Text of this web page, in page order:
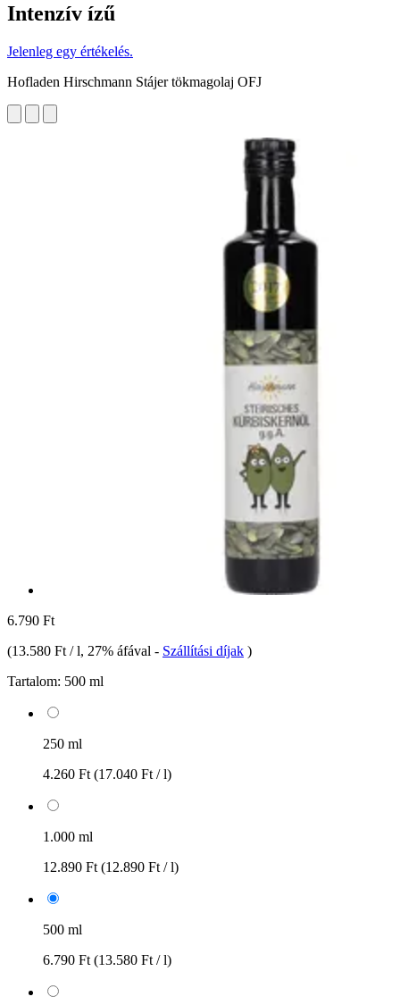
Intenzív ízű
Jelenleg egy értékelés.
Hofladen Hirschmann Stájer tökmagolaj OFJ
6.790 Ft
(13.580 Ft / l, 27% áfával - Szállítási díjak )
Tartalom: 500 ml
250 ml
4.260 Ft (17.040 Ft / l)
1.000 ml
12.890 Ft (12.890 Ft / l)
500 ml
6.790 Ft (13.580 Ft / l)